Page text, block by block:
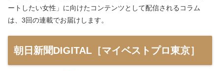
ートしたい女性」に向けたコンテンツとして配信されるコラム
は、3回の連載でお届けします。
朝日新聞DIGITAL［マイベストプロ東京］